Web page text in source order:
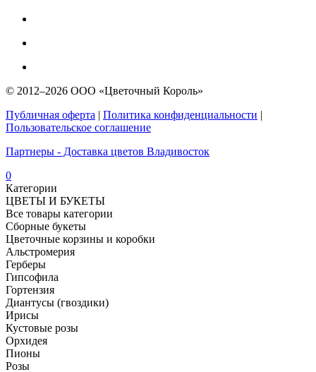
© 2012–2026 ООО «Цветочный Король»
Публичная оферта | Политика конфиденциальности |
Пользовательское соглашение
Партнеры - Доставка цветов Владивосток
0
Категории
ЦВЕТЫ И БУКЕТЫ
Все товары категории
Сборные букеты
Цветочные корзины и коробки
Альстромерия
Герберы
Гипсофила
Гортензия​
Диантусы (гвоздики)
Ирисы
Кустовые розы
Орхидея
Пионы
Розы